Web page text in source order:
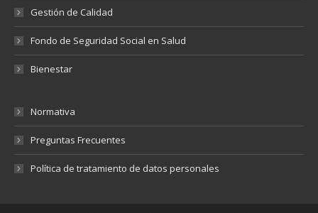
Gestión de Calidad
Fondo de Seguridad Social en Salud
Bienestar
Normativa
Preguntas Frecuentes
Política de tratamiento de datos personales